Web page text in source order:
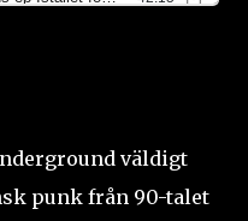
väldigt
punk från 90-talet